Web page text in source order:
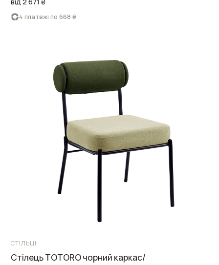
4 платежі по 668 ₴
СТІЛЬЦІ
Стілець TOTORO чорний каркас/